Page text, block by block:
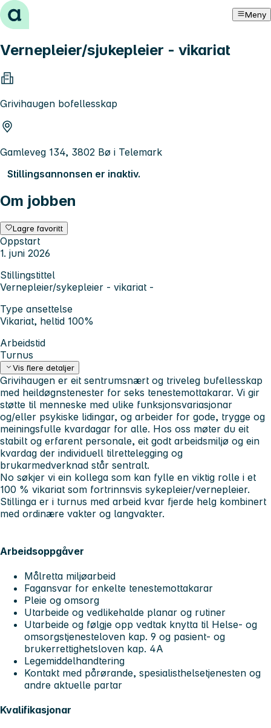
Hopp til innhold Meny
Vernepleier/sjukepleier - vikariat
Grivihaugen bofellesskap
Gamleveg 134, 3802 Bø i Telemark
Stillingsannonsen er inaktiv.
Om jobben
Lagre favoritt
Oppstart
1. juni 2026
Stillingstittel
Vernepleier/sykepleier - vikariat -
Type ansettelse
Vikariat, heltid 100%
Arbeidstid
Turnus
Vis flere detaljer
Grivihaugen er eit sentrumsnært og triveleg bufellesskap
med heildøgnstenester for seks tenestemottakarar. Vi gir
støtte til menneske med ulike funksjonsvariasjonar
og/eller psykiske lidingar, og arbeider for gode, trygge og
meiningsfulle kvardagar for alle. Hos oss møter du eit
stabilt og erfarent personale, eit godt arbeidsmiljø og ein
kvardag der individuell tilrettelegging og
brukarmedverknad står sentralt.
No søkjer vi ein kollega som kan fylle en viktig rolle i et
100 % vikariat som fortrinnsvis sykepleier/vernepleier.
Stillinga er i turnus med arbeid kvar fjerde helg kombinert
med ordinære vakter og langvakter.
Arbeidsoppgåver
Målretta miljøarbeid
Fagansvar for enkelte tenestemottakarar
Pleie og omsorg
Utarbeide og vedlikehalde planar og rutiner
Utarbeide og følgje opp vedtak knytta til Helse- og
omsorgstjenesteloven kap. 9 og pasient- og
brukerrettighetsloven kap. 4A
Legemiddelhandtering
Kontakt med pårørande, spesialisthelsetjenesten og
andre aktuelle partar
Kvalifikasjonar